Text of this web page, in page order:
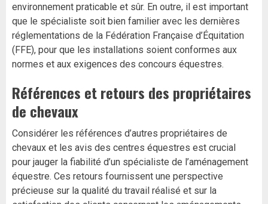
environnement praticable et sûr. En outre, il est important
que le spécialiste soit bien familier avec les dernières
réglementations de la Fédération Française d’Équitation
(FFE), pour que les installations soient conformes aux
normes et aux exigences des concours équestres.
Références et retours des propriétaires
de chevaux
Considérer les références d’autres propriétaires de
chevaux et les avis des centres équestres est crucial
pour jauger la fiabilité d’un spécialiste de l’aménagement
équestre. Ces retours fournissent une perspective
précieuse sur la qualité du travail réalisé et sur la